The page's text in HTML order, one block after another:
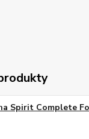
Spirit Complete